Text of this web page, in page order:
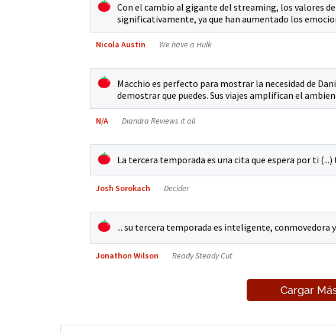
Con el cambio al gigante del streaming, los valores
significativamente, ya que han aumentado los
Nicola Austin We have a Hulk
Macchio es perfecto para mostrar la necesidad de
demostrar que puedes. Sus viajes amplifican el
N/A Diandra Reviews it all
La tercera temporada es una cita que espera por ti
Josh Sorokach Decider
... su tercera temporada es inteligente, conmovedora
Jonathon Wilson Ready Steady Cut
Cargar